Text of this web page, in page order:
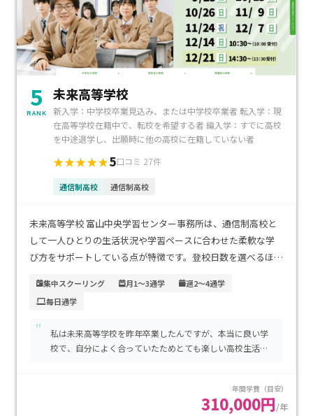
5
RANK
未来高等学校
新入学：中学校卒業見込み、または中学校卒業者 転入学：現
在高等学校在籍中で、転校を希望する者 編入学：すでに高校
を中途退学し、出願時に他の高校に在籍していない者
★★★★★5口コミ 27件
通信制高校 通信制高校
未来高等学校 富山中央学習センター事務所は、通信制高校と
して一人ひとりの生活状況や学習ペースに合わせた柔軟な学
び方をサポートしている点が特徴です。登校日数を選べるほ
校経験があるお子さまでも安心して通えます。アクセスは富山
市中心部に位置しており、公共交通機関での通学がしやすく、
保護者にとっても安心できる立地です。学費は通信制ならでは
の抑えられた水準で、就学支援金の利用により経済的負担を軽
集中スクーリング 月1～3通学
週2～4通学
毎日通学
"
私は未来高等学校を昨年卒業したんですが、本当に良い学
校で、自分によく合っていたためとても楽しい高校生活を
年間学費（目安）
310,000円/年